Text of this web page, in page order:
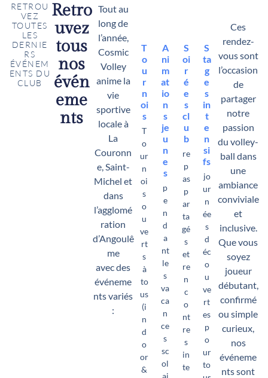
RETROU
VEZ
TOUTES
LES
DERNIE
RS
ÉVÉNEM
ENTS DU
CLUB
Retro
uvez
tous
nos
évén
eme
nts
Tout au
long de
l’année,
Cosmic
Volley
anime la
vie
sportive
locale à
La
Couronn
e, Saint-
Michel et
dans
l’agglomé
ration
d’Angoulê
me
avec des
événeme
nts variés
:
T
o
u
r
n
oi
s
T
o
ur
n
oi
s
o
u
ve
rt
s
à
to
us
(i
n
d
o
or
&
A
ni
m
at
io
n
s
je
u
n
e
s
p
e
n
d
a
nt
le
s
va
ca
n
ce
s
sc
ol
ai
S
oi
r
é
e
s
cl
u
b
re
p
as
p
ar
ta
gé
s
et
re
n
c
o
nt
re
s
in
te
S
ta
g
e
s
in
t
e
n
si
fs
jo
ur
n
ée
s
d
éc
o
u
ve
rt
es
p
o
ur
to
Ces
rendez-
vous sont
l’occasion
de
partager
notre
passion
du volley-
ball dans
une
ambiance
conviviale
et
inclusive.
Que vous
soyez
joueur
débutant,
confirmé
ou simple
curieux,
nos
événeme
nts sont